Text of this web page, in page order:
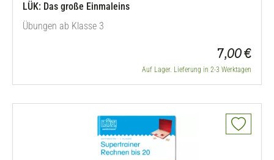
LÜK: Das große Einmaleins
Übungen ab Klasse 3
7,00 €
Auf Lager. Lieferung in 2-3 Werktagen